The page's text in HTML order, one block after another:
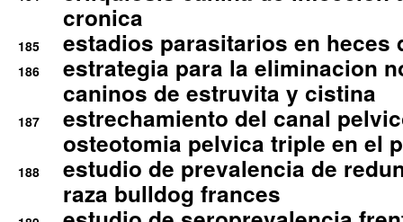
cronica
185 estadios parasitarios en heces
186
estrategia para la eliminacion
caninos de estruvita y cistina
187
estrechamiento del canal
osteotomia pelvica triple en el
188
estudio de prevalencia de
raza bulldog frances